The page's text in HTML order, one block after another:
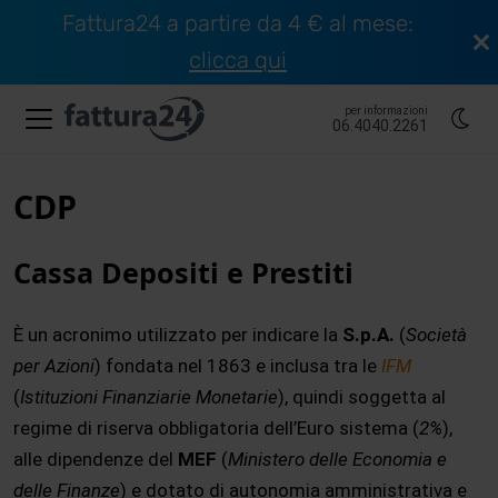
Fattura24 a partire da 4 € al mese:
clicca qui
per informazioni
06.4040.2261
CDP
Cassa Depositi e Prestiti
È un acronimo utilizzato per indicare la S.p.A. (Società
per Azioni) fondata nel 1863 e inclusa tra le IFM
(Istituzioni Finanziarie Monetarie), quindi soggetta al
regime di riserva obbligatoria dell’Euro sistema (2%),
alle dipendenze del MEF (Ministero delle Economia e
delle Finanze) e dotato di autonomia amministrativa e